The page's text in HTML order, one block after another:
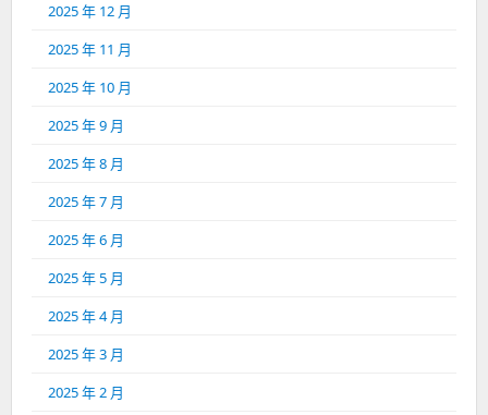
2025 年 12 月
2025 年 11 月
2025 年 10 月
2025 年 9 月
2025 年 8 月
2025 年 7 月
2025 年 6 月
2025 年 5 月
2025 年 4 月
2025 年 3 月
2025 年 2 月